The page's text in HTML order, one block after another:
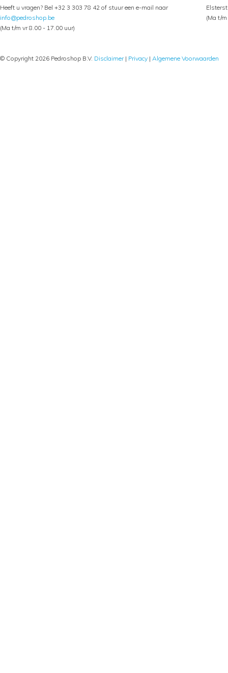
Heeft u vragen? Bel +32 3 303 78 42 of stuur een e-mail naar
info@pedroshop.be
(Ma t/m vr 8.00 - 17.00 uur)
(Ma t/
© Copyright 2026 Pedroshop B.V. Disclaimer| Privacy | Algemene Voorwaarden